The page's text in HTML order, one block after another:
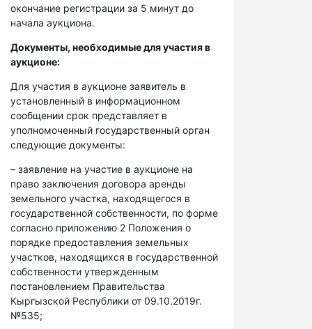
окончание регистрации за 5 минут до
начала аукциона.
Документы, необходимые для участия в
аукционе:
Для участия в аукционе заявитель в
установленный в информационном
сообщении срок представляет в
уполномоченный государственный орган
следующие документы:
– заявление на участие в аукционе на
право заключения договора аренды
земельного участка, находящегося в
государственной собственности, по форме
согласно приложению 2 Положения о
порядке предоставления земельных
участков, находящихся в государственной
собственности утвержденным
постановлением Правительства
Кыргызской Республики от 09.10.2019г.
№535;